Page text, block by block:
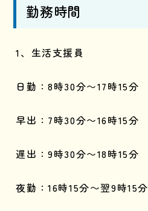
勤務時間
1、生活支援員
日勤：8時30分〜17時15分
早出：7時30分〜16時15分
遅出：9時30分〜18時15分
夜勤：16時15分〜翌9時15分